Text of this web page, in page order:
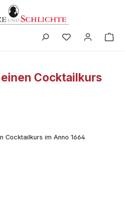
Cocktailkurs